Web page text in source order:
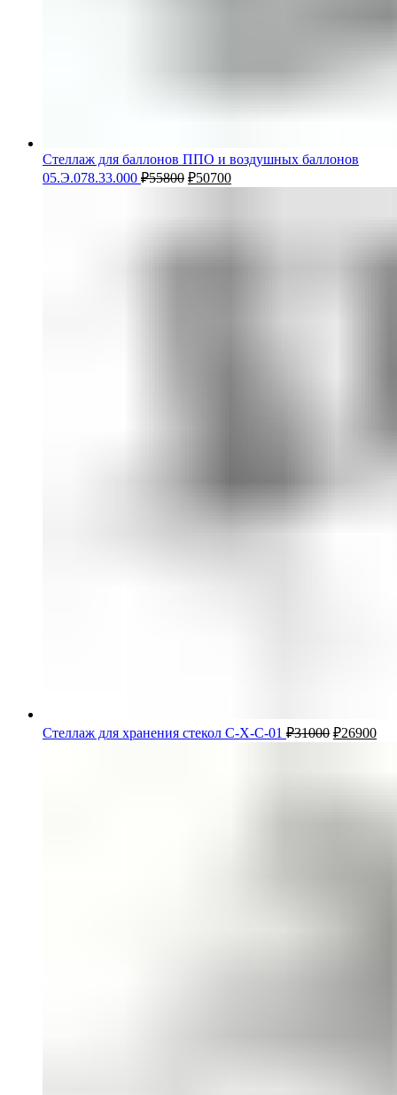
Стеллаж для баллонов ППО и воздушных баллонов
05.Э.078.33.000 ₽55800 ₽50700
Стеллаж для хранения стекол С-Х-С-01 ₽31000 ₽26900